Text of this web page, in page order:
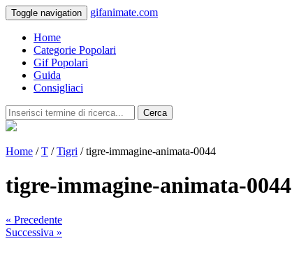
Toggle navigation gifanimate.com
Home
Categorie Popolari
Gif Popolari
Guida
Consigliaci
Cerca
Home /T /Tigri / tigre-immagine-animata-0044
tigre-immagine-animata-0044
« Precedente
Successiva »